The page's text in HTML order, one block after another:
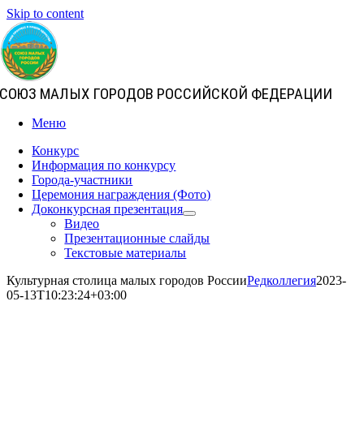
Skip to content
СОЮЗ МАЛЫХ ГОРОДОВ РОССИЙСКОЙ ФЕДЕРАЦИИ
Меню
Конкурс
Информация по конкурсу
Города-участники
Церемония награждения (Фото)
Доконкурсная презентация
Видео
Презентационные слайды
Текстовые материалы
Культурная столица малых городов РоссииРедколлегия2023-
05-13T10:23:24+03:00